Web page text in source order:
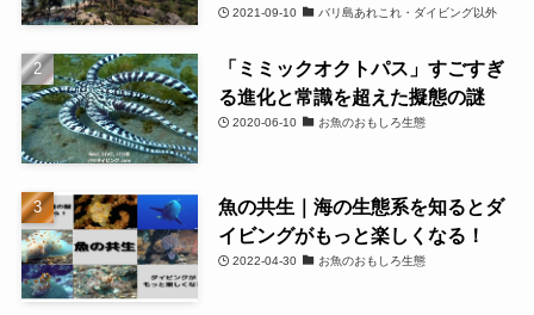
2021-09-10 バリ島あれこれ・ダイビング以外
「ミミックオクトパス」すごすぎ
る進化と常識を超えた擬態の謎
2020-06-10 お魚のおもしろ生態
魚の共生｜海の生態系を知るとダ
イビングがもっと楽しくなる！
2022-04-30 お魚のおもしろ生態